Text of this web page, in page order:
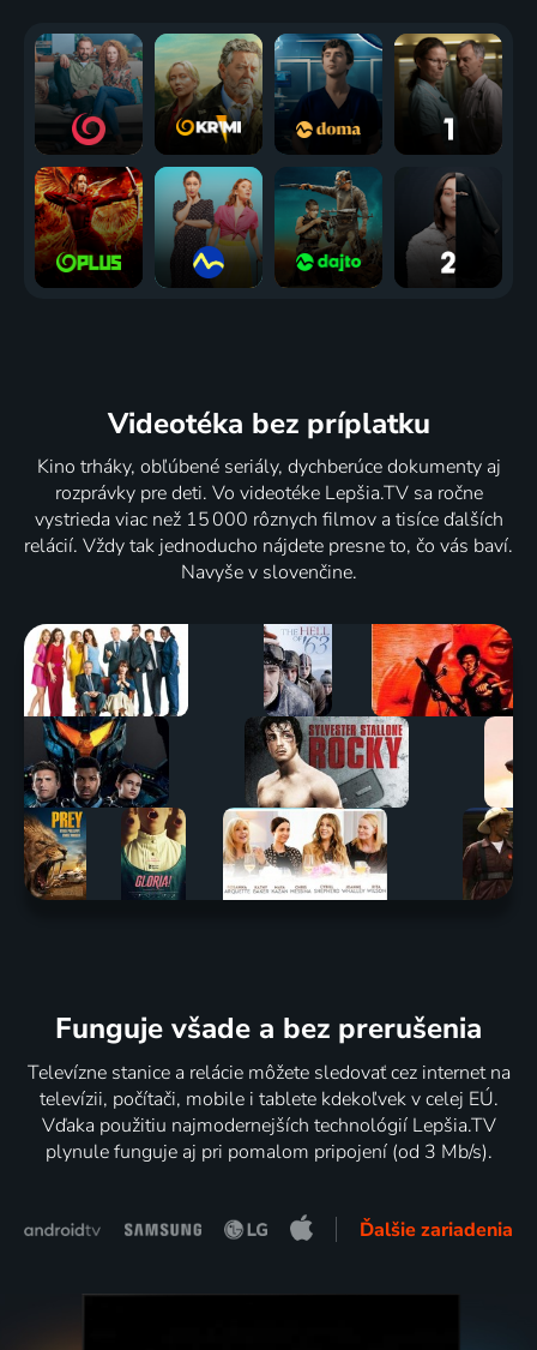
2009 | Civilizácia
Zálesí
2009 | Folk & ľudové
Desatero
2009
David a
Goliáš
2009 | Historický
Na cestě
po
Gorolsku
2009 | Cestovanie, Príroda
Vlašim
2009 | Architektúra
2009 | Historický
Český
Videotéka bez príplatku
Kino trháky, obľúbené seriály, dychberúce dokumenty aj
rozprávky pre deti. Vo videotéke Lepšia.TV sa ročne
vystrieda viac než 15 000 rôznych filmov a tisíce ďalších
relácií. Vždy tak jednoducho nájdete presne to, čo vás baví.
Navyše v slovenčine.
Funguje všade a bez prerušenia
Televízne stanice a relácie môžete sledovať cez internet na
televízii, počítači, mobile i tablete kdekoľvek v celej EÚ.
Vďaka použitiu najmodernejších technológií Lepšia.TV
plynule funguje aj pri pomalom pripojení (od 3 Mb/s).
Ďalšie zariadenia